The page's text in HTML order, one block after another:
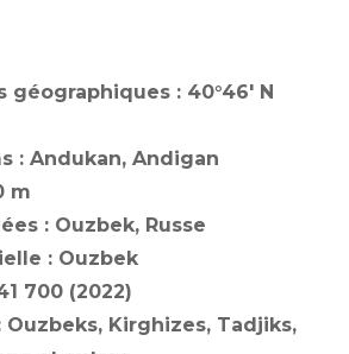
géographiques : 40°46' N
: Andukan, Andigan
m
: Ouzbek, Russe
: Ouzbek
700 (2022)
Ouzbeks, Kirghizes, Tadjiks,